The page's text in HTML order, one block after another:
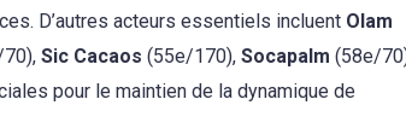
D’autres acteurs essentiels incluent Olam
Sic Cacaos (55e/170), Socapalm (58e/
pour le maintien de la dynamique de